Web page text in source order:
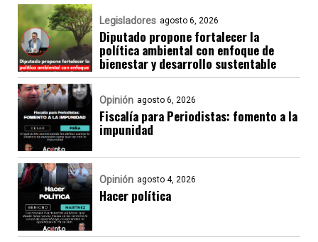
Legisladores agosto 6, 2026
Diputado propone fortalecer la
política ambiental con enfoque de
bienestar y desarrollo sustentable
Opinión agosto 6, 2026
Fiscalía para Periodistas: fomento a la
impunidad
Opinión agosto 4, 2026
Hacer política